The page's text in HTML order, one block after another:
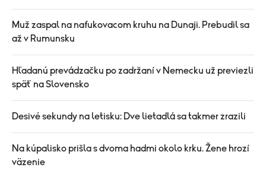
Muž zaspal na nafukovacom kruhu na Dunaji. Prebudil sa
až v Rumunsku
Hľadanú prevádzačku po zadržaní v Nemecku už previezli
späť na Slovensko
Desivé sekundy na letisku: Dve lietadlá sa takmer zrazili
Na kúpalisko prišla s dvoma hadmi okolo krku. Žene hrozí
väzenie